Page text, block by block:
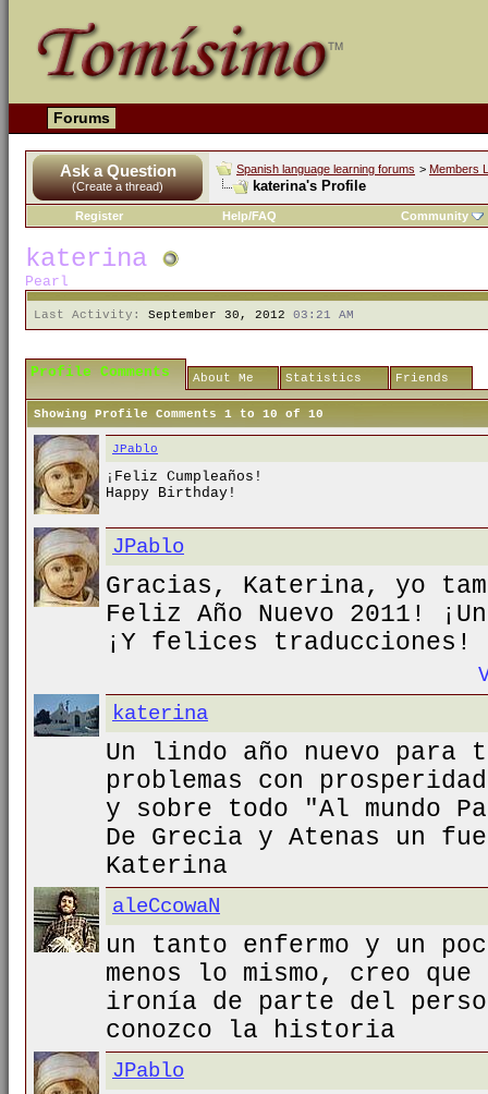
Forums
Ask a Question
(Create a thread)
Spanish language learning forums > Members
katerina's Profile
Register Help/FAQ Community
katerina
Pearl
Last Activity: September 30, 2012 03:21 AM
Profile Comments About Me Statistics Friends
Showing Profile Comments 1 to 10 of 10
JPablo
¡Feliz Cumpleaños!
Happy Birthday!
JPablo
Gracias, Katerina, yo
Feliz Año Nuevo 2011!
¡Y felices traducciones!
katerina
Un lindo año nuevo para
problemas con
y sobre todo "Al mundo
De Grecia y Atenas un
Katerina
aleCcowaN
un tanto enfermo y un
menos lo mismo, creo
ironía de parte del
conozco la historia
JPablo